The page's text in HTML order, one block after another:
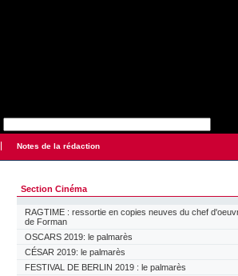
Notes de la rédaction
Section Cinéma
RAGTIME : ressortie en copies neuves du chef
de Forman
OSCARS 2019: le palmarès
CÉSAR 2019: le palmarès
FESTIVAL DE BERLIN 2019 : le palmarès